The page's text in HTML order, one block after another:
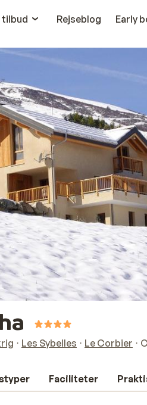
tilbud
Rejseblog Early
Les Sybelles Le Corbier
Faciliteter